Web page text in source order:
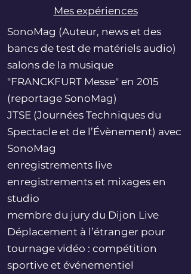
Mes expériences
SonoMag (Auteur, news et des
bancs de test de matériels audio)
salons de la musique
"FRANCKFURT Messe" en 2015
(reportage SonoMag)
JTSE (Journées Techniques du
Spectacle et de l’Évènement) avec
SonoMag
enregistrements live
enregistrements et mixages en
studio
membre du jury du Dijon Live
Déplacement à l’étranger pour
tournage vidéo : compétition
sportive et événementiel